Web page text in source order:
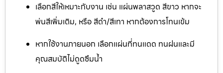
เลือกสีให้เหมาะกับงาน เช่น แผ่นพลาสวูด สีขาว หากจะ
พ่นสีเพิ่มเติม, หรือ สีดำ/สีเทา หากต้องการโทนเข้ม
หากใช้งานภายนอก เลือกแผ่นที่ทนแดด ทนฝนและมี
คุณสมบัติไม่ดูดซึมน้ำ